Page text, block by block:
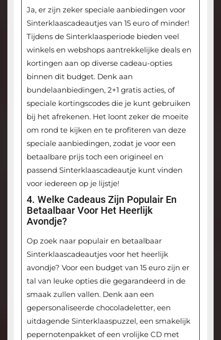
Ja, er zijn zeker speciale aanbiedingen voor
Sinterklaascadeautjes van 15 euro of minder!
Tijdens de Sinterklaasperiode bieden veel
winkels en webshops aantrekkelijke deals en
kortingen aan op diverse cadeau-opties
binnen dit budget. Denk aan
bundelaanbiedingen, 2+1 gratis acties, of
speciale kortingscodes die je kunt gebruiken
bij het afrekenen. Het loont zeker de moeite
om rond te kijken en te profiteren van deze
speciale aanbiedingen, zodat je voor een
betaalbare prijs toch een origineel en
passend Sinterklaascadeautje kunt vinden
voor iedereen op je lijstje!
4. Welke Cadeaus Zijn Populair En
Betaalbaar Voor Het Heerlijk
Avondje?
Op zoek naar populair en betaalbaar
Sinterklaascadeautjes voor het heerlijk
avondje? Voor een budget van 15 euro zijn er
tal van leuke opties die gegarandeerd in de
smaak zullen vallen. Denk aan een
gepersonaliseerde chocoladeletter, een
uitdagende Sinterklaaspuzzel, een smakelijk
pepernotenpakket of een vrolijke CD met